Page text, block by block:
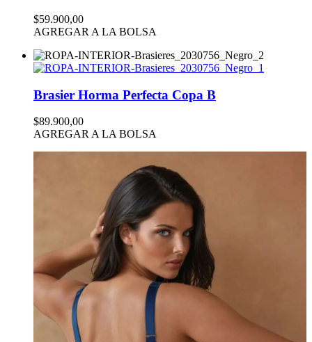
$59.900,00
AGREGAR A LA BOLSA
Brasier Horma Perfecta Copa B
$89.900,00
AGREGAR A LA BOLSA